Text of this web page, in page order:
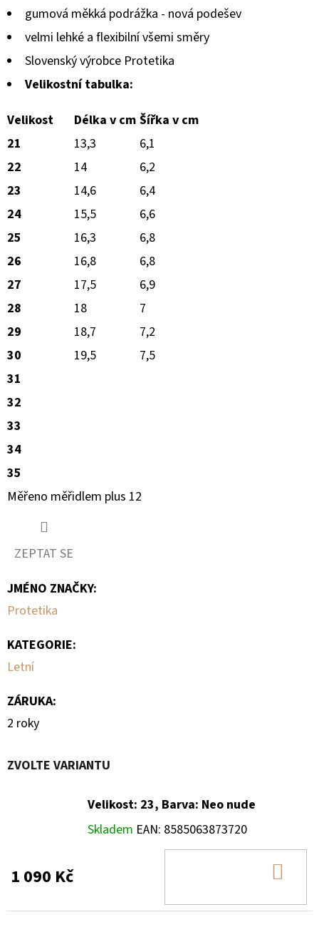
gumová měkká podrážka - nová podešev
velmi lehké a flexibilní všemi směry
Slovenský výrobce Protetika
Velikostní tabulka:
Velikost
Délka v cm Šířka v cm
21
13,3
6,1
22
14
6,2
23
14,6
6,4
24
15,5
6,6
25
16,3
6,8
26
16,8
6,8
27
17,5
6,9
28
18
7
29
18,7
7,2
30
19,5
7,5
31
32
33
34
35
Měřeno měřidlem plus 12
ZEPTAT SE
JMÉNO ZNAČKY:
Protetika
KATEGORIE:
Letní
ZÁRUKA:
2 roky
ZVOLTE VARIANTU
Velikost: 23, Barva: Neo nude
Skladem EAN: 8585063873720
1 090 Kč